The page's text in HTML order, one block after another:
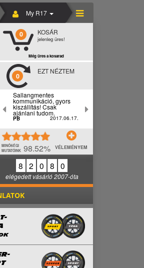
My R17
0 KOSÁR
jelenleg üres!
Még üres a kosarad
0
EZT NÉZTEM
Sallangmentes
kommunikáció, gyors
kiszállítás! Csak
ajánlani tudom.
PB 2017.06.17.
MINŐSÉGI
MUTATÓINK 98.52% VÉLEMÉNYEM
8 2 0 8 0
elégedett vásárló 2007-óta